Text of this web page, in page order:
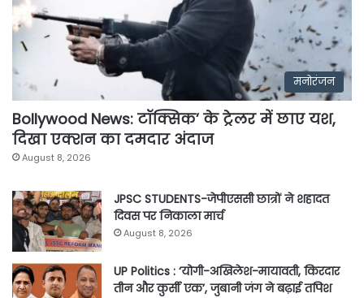
मनोरंजन
Bollywood News: टॉक्सिक’ के ट्रेलर में छाए यश,
दिखा एक्शन का दमदार अंदाज
August 8, 2026
JPSC STUDENTS-जेपीएससी छात्रों ने शहादत
दिवस पर निकाला मार्च
August 8, 2026
UP Politics : ‘योगी-अखिलेश-मायावती, किरदार
तीन और कुर्सी एक’, जुबानी जंग ने बढ़ाई तपिश